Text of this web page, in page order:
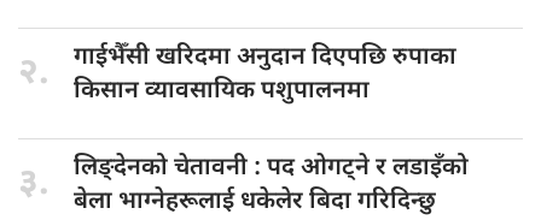
२. गाईभैँसी खरिदमाअनुदान दिएपछि रुपाका
किसान व्यावसायिक पशुपालनमा
३. लिङ्देनको चेतावनी : पद ओगट्ने र लडाइँको
बेला भाग्नेहरूलाई धकेलेर बिदा गरिदिन्छु